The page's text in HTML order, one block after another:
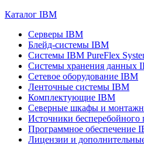
Каталог IBM
Серверы IBM
Блейд-системы IBM
Системы IBM PureFlex
Системы хранения данных
Сетевое оборудование IBM
Ленточные системы IBM
Комплектующие IBM
Северные шкафы и
Источники
Программное обеспечение
Лицензии и